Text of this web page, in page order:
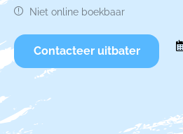
Niet online boekbaar
Contacteer uitbater